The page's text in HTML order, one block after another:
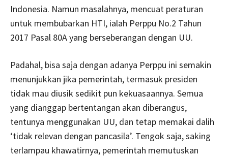
Indonesia. Namun masalahnya, mencuat peraturan
untuk membubarkan HTI, ialah Perppu No.2 Tahun
2017 Pasal 80A yang berseberangan dengan UU.
Padahal, bisa saja dengan adanya Perppu ini semakin
menunjukkan jika pemerintah, termasuk presiden
tidak mau diusik sedikit pun kekuasaannya. Semua
yang dianggap bertentangan akan diberangus,
tentunya menggunakan UU, dan tetap memakai dalih
‘tidak relevan dengan pancasila’. Tengok saja, saking
terlampau khawatirnya, pemerintah memutuskan